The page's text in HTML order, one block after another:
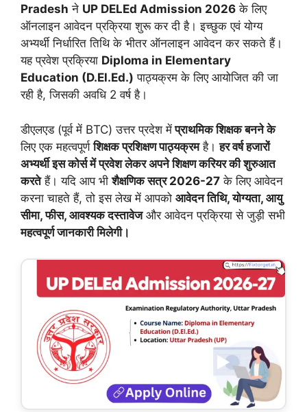
Pradesh ने UP DELEd Admission 2026 के लिए
ऑनलाइन आवेदन प्रक्रिया शुरू कर दी है। इच्छुक एवं योग्य
अभ्यर्थी निर्धारित तिथि के भीतर ऑनलाइन आवेदन कर सकते हैं।
यह प्रवेश प्रक्रिया Diploma in Elementary
Education (D.El.Ed.) पाठ्यक्रम के लिए आयोजित की जा
रही है, जिसकी अवधि 2 वर्ष है।
डीएलएड (पूर्व में BTC) उत्तर प्रदेश मेंप्राथमिक शिक्षक बनने के
लिए एक महत्वपूर्णशिक्षक प्रशिक्षण पाठ्यक्रमहै।हर वर्ष हजारों
अभ्यर्थी इस कोर्स में प्रवेश लेकर अपने शिक्षण करियर की शुरुआत
करतेहैं। यदि आप भीशैक्षणिक सत्र 2026-27 के लिए आवेदन
करना चाहते हैं, तो इस लेख में आपको आवेदन तिथि, योग्यता, आयु
सीमा, फीस, आवश्यक दस्तावेजऔर आवेदन प्रक्रिया से जुड़ी सभी
महत्वपूर्ण जानकारी मिलेगी।